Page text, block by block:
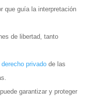
que guía la interpretación
de libertad, tanto
derecho privado de las
garantizar y proteger